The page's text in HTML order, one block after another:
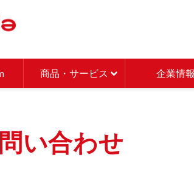
商品・サービス 企業情報
い合わせ